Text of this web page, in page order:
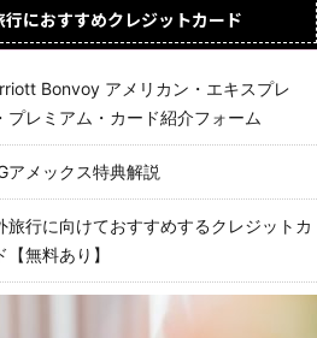
行におすすめクレジットカード
Bonvoy アメリカン・エキスプレ
プレミアム・カード紹介フォーム
アメックス特典解説
旅行に向けておすすめするクレジットカ
【無料あり】